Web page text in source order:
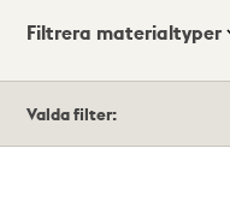
Visningsläge
Filtrera materialtyper
träffar
Valda filter: